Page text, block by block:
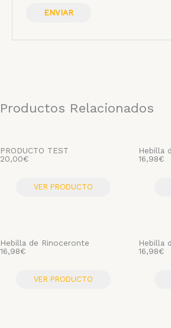
Productos Relacionados
PRODUCTO TEST
20,00€
VER PRODUCTO
Hebilla
16,98€
Hebilla de Rinoceronte
16,98€
VER PRODUCTO
Hebilla
16,98€